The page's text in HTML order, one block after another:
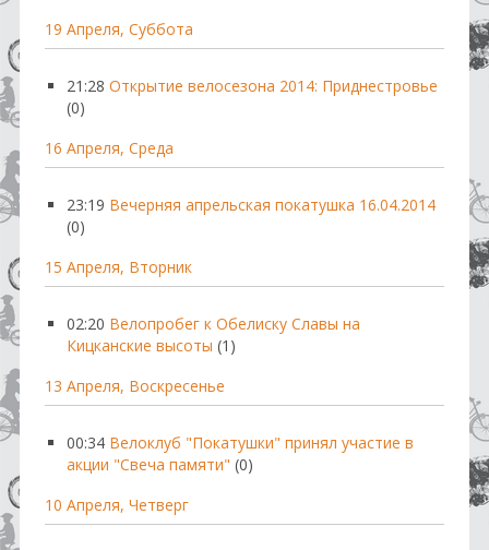
19 Апреля, Суббота
21:28 Открытие велосезона 2014: Приднестровье
(0)
16 Апреля, Среда
23:19 Вечерняя апрельская покатушка 16.04.2014
(0)
15 Апреля, Вторник
02:20 Велопробег к Обелиску Славы на
Кицканские высоты (1)
13 Апреля, Воскресенье
00:34 Велоклуб "Покатушки" принял участие в
акции "Свеча памяти" (0)
10 Апреля, Четверг